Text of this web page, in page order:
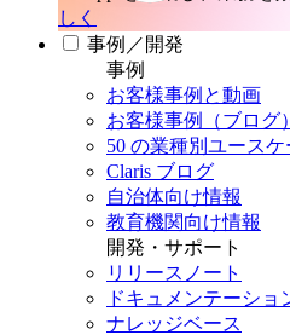
しく
事例／開発
事例
お客様事例と動画
お客様事例（ブログ）
50 の業種別ユースケ
Claris ブログ
自治体向け情報
教育機関向け情報
開発・サポート
リリースノート
ドキュメンテーショ
ナレッジベース